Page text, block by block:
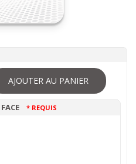
AJOUTER AU PANIER
* REQUIS